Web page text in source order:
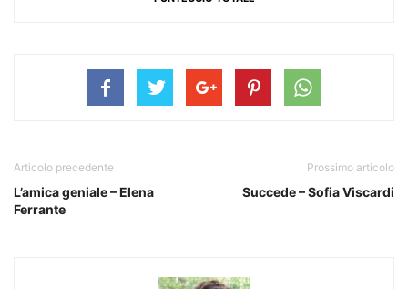
Articolo precedente
L’amica geniale – Elena
Ferrante
Prossimo articolo
Succede – Sofia Viscardi